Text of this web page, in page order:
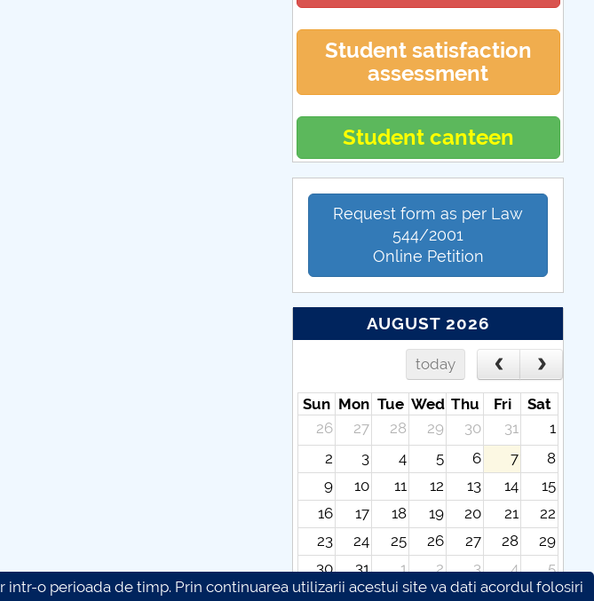
Student satisfaction
assessment
Student canteen
Request form as per Law
544/2001
Online Petition
AUGUST 2026
today
Sun Mon Tue Wed Thu Fri
Sat
26
27 28 29 30 31
1
2
3 4 5 6 7
8
9
10 11 12 13 14
15
16
17 18 19 20 21
22
23
24 25 26 27 28
29
30
31 1 2 3 4
5
o perioada de timp. Prin continuarea utilizarii acestui site va dati acordul folosiri